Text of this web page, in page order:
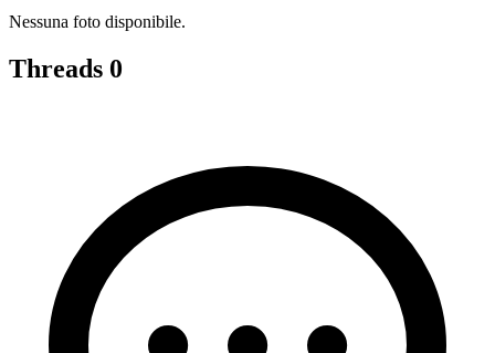
Nessuna foto disponibile.
Threads 0